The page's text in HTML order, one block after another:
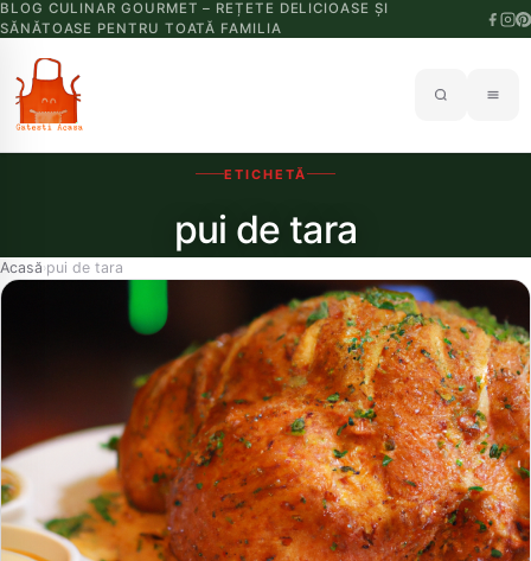
BLOG CULINAR GOURMET – REȚETE DELICIOASE ȘI
SĂNĂTOASE PENTRU TOATĂ FAMILIA
ETICHETĂ
pui de tara
Acasă›pui de tara